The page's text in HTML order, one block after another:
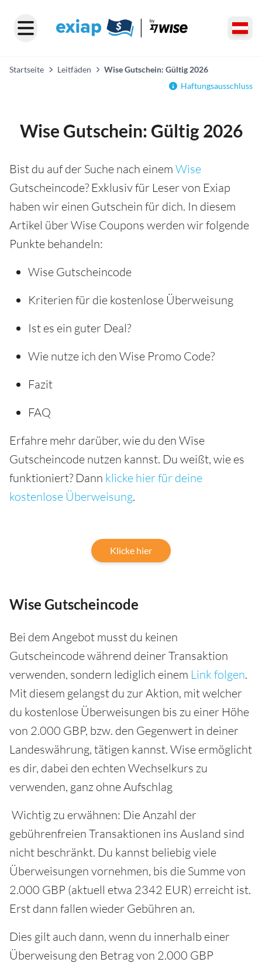
Startseite Leitfäden
Wise Gutschein: Gültig 2026
Haftungsausschluss
Wise Gutschein: Gültig 2026
Bist du auf der Suche nach einem Wise
Gutscheincode? Exklusiv für Leser von Exiap
haben wir einen Gutschein für dich. In diesem
Artikel über Wise Coupons werden wir folgende
Punkte behandeln:
Wise Gutscheincode
Kriterien für die kostenlose Überweisung
Ist es ein guter Deal?
Wie nutze ich den Wise Promo Code?
Fazit
FAQ
Erfahre mehr darüber, wie du den Wise
Gutscheincode nutzen kannst. Du weißt, wie es
funktioniert? Dann klicke hier für deine
kostenlose Überweisung.
Klicke hier
Wise Gutscheincode
Bei dem Angebot musst du keinen
Gutscheincode während deiner Transaktion
verwenden, sondern lediglich einem Link folgen.
Mit diesem gelangst du zur Aktion, mit welcher
du kostenlose Überweisungen bis zu einer Höhe
von 2.000 GBP, bzw. den Gegenwert in deiner
Landeswährung, tätigen kannst. Wise ermöglicht
es dir, dabei den echten Wechselkurs zu
verwenden, ganz ohne Aufschlag
Wichtig zu erwähnen: Die Anzahl der
gebührenfreien Transaktionen ins Ausland sind
nicht beschränkt. Du kannst beliebig viele
Überweisungen vornehmen, bis die Summe von
2.000 GBP (aktuell etwa 2342 EUR) erreicht ist.
Erst dann fallen wieder Gebühren an.
Dies gilt auch dann, wenn du innerhalb einer
Überweisung den Betrag von 2.000 GBP